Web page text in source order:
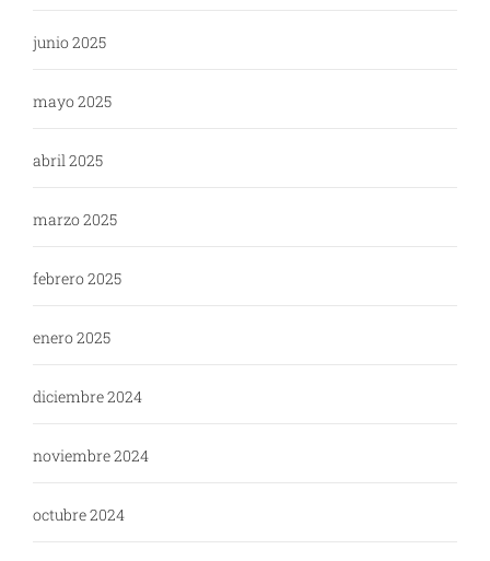
junio 2025
mayo 2025
abril 2025
marzo 2025
febrero 2025
enero 2025
diciembre 2024
noviembre 2024
octubre 2024